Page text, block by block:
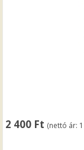
2 400 Ft (nettó ár: